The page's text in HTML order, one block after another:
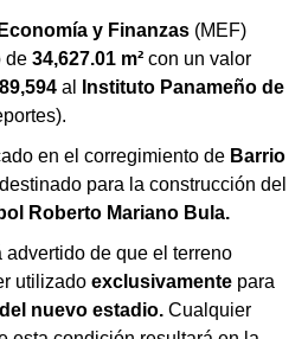
y Finanzas (MEF)
de 34,627.01 m² con un valor
al
Instituto Panameño de
en el corregimiento de Barrio
para la construcción del
Roberto Mariano Bula.
advertido de que el terreno
utilizado exclusivamente para
nuevo estadio. Cualquier